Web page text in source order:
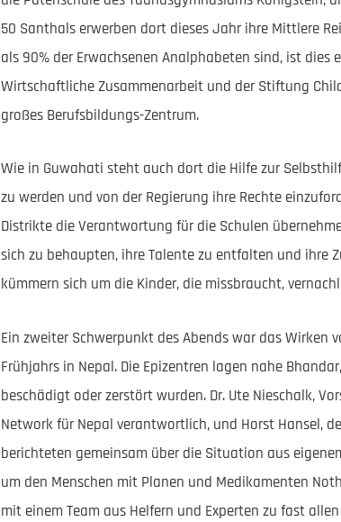
50 Santhals erwerben dort dieses Jahr ihre Mittlere
als 90% der Erwachsenen Analphabeten sind, ist
Wirtschaftliche Zusammenarbeit und der Stiftung
großes Berufsbildungs-Zentrum.
Wie in Guwahati steht auch dort die Hilfe zur
zu werden und von der Regierung ihre Rechte
Distrikte die Verantwortung für die Schulen
sich zu behaupten, ihre Talente zu entfalten und ihre
kümmern sich um die Kinder, die missbraucht,
Ein zweiter Schwerpunkt des Abends war das Wirken
Frühjahrs in Nepal. Die Epizentren lagen nahe
beschädigt oder zerstört wurden. Dr. Ute Nieschalk,
Network für Nepal verantwortlich, und Horst Hansel,
berichteten gemeinsam über die Situation aus
um den Menschen mit Planen und Medikamenten
mit einem Team aus Helfern und Experten zu fast